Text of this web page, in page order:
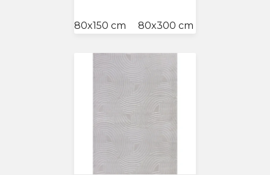
80x150 cm 80x300 cm